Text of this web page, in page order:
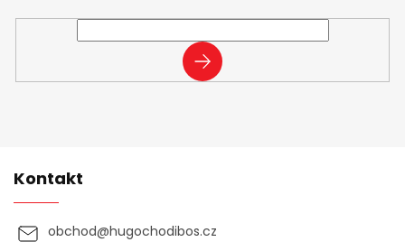
PŘIHLÁSIT
SE
Kontakt
obchod@hugochodibos.cz